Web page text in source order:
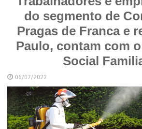
do segmento de
Pragas de Franca e
Paulo, contam com
Social
06/07/2022